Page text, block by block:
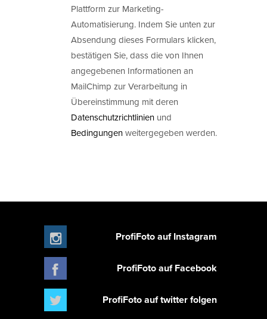
Plattform zur Marketing-
Automatisierung. Indem Sie unten zur
Absendung dieses Formulars klicken,
bestätigen Sie, dass die von Ihnen
angegebenen Informationen an
MailChimp zur Verarbeitung in
Übereinstimmung mit deren
Datenschutzrichtlinien und
Bedingungenweitergegeben werden.
ProfiFoto auf Instagram
ProfiFoto auf Facebook
ProfiFoto auf twitter folgen